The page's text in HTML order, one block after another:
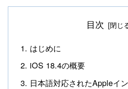
目次
はじめに
iOS 18.4の概要
日本語対応されたAppleイ